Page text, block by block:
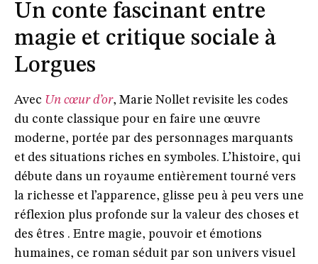
Un conte fascinant entre
magie et critique sociale à
Lorgues
Avec Un cœur d’or, Marie Nollet revisite les codes
du conte classique pour en faire une œuvre
moderne, portée par des personnages marquants
et des situations riches en symboles. L’histoire, qui
débute dans un royaume entièrement tourné vers
la richesse et l’apparence, glisse peu à peu vers une
réflexion plus profonde sur la valeur des choses et
des êtres . Entre magie, pouvoir et émotions
humaines, ce roman séduit par son univers visuel